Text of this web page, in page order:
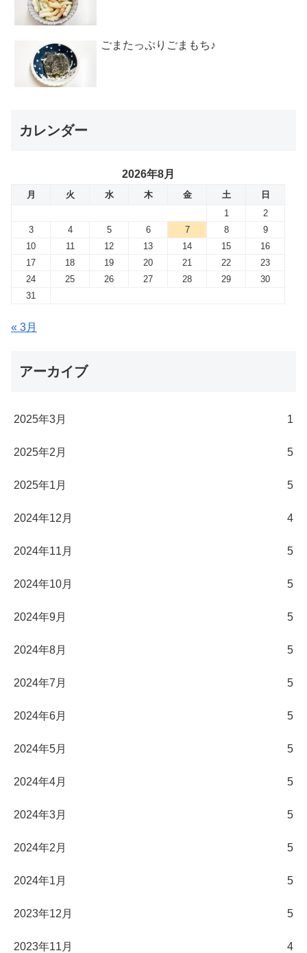
ごまたっぷりごまもち♪
カレンダー
2026年8月
月 火 水 木 金 土
日
1
2
3
4 5 6 7 8
9
10
11 12 13 14 15
16
17
18 19 20 21 22
23
24
25 26 27 28 29
30
31
« 3月
アーカイブ
2025年3月 1
2025年2月 5
2025年1月 5
2024年12月 4
2024年11月 5
2024年10月 5
2024年9月 5
2024年8月 5
2024年7月 5
2024年6月 5
2024年5月 5
2024年4月 5
2024年3月 5
2024年2月 5
2024年1月 5
2023年12月 5
2023年11月 4